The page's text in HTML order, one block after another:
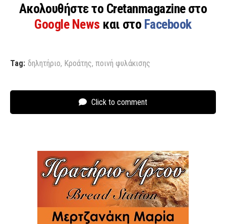
Ακολουθήστε το Cretanmagazine στο
Google News και στο Facebook
Tag: δηλητήριο, Κροάτης, ποινή φυλάκισης
Click to comment